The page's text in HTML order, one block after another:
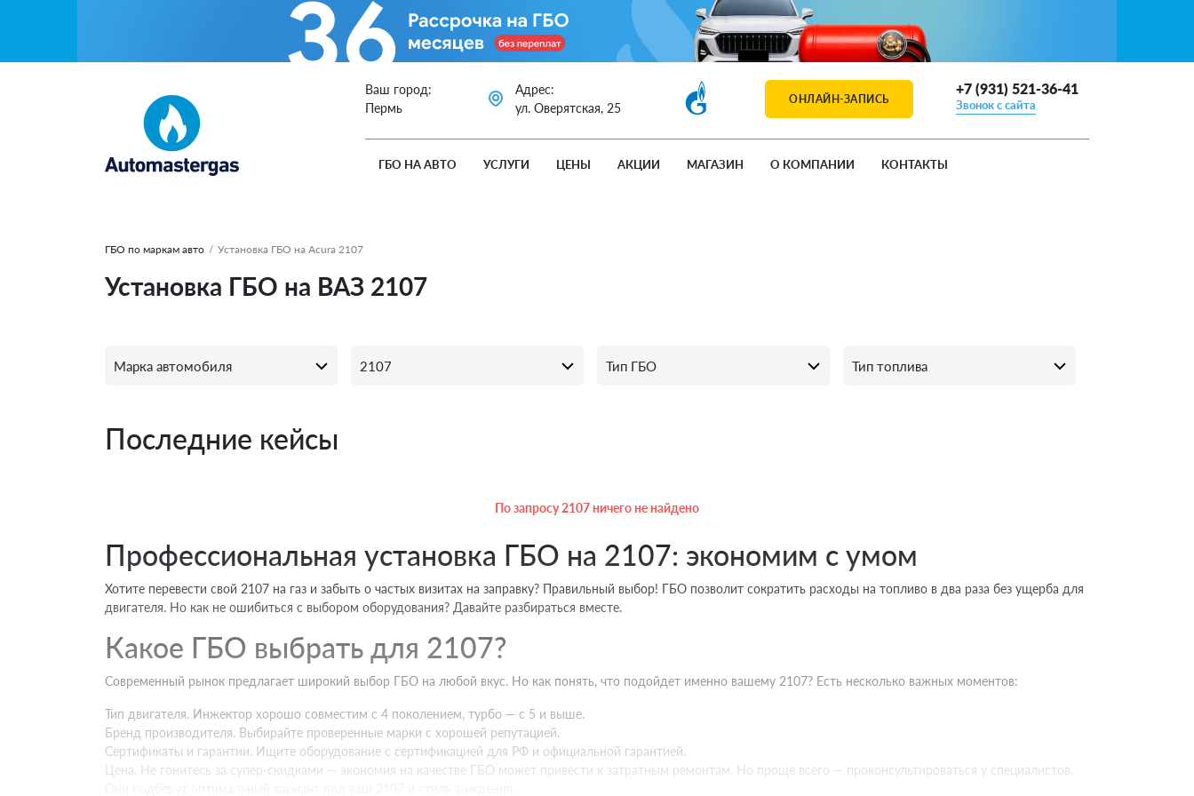
Ваш город:
Пермь
Адрес:
ул. Оверятская, 25
ОНЛАЙН-ЗАПИСЬ
+7 (931) 521-36-41
Звонок с сайта
ГБО НА АВТО УСЛУГИ ЦЕНЫ АКЦИИ МАГАЗИН О КОМПАНИИ КОНТАКТЫ
ГБО по маркам авто / Установка ГБО на Acura 2107
Установка ГБО на ВАЗ 2107
Последние кейсы
По запросу 2107 ничего не найдено
Профессиональная установка ГБО на 2107: экономим с умом
Хотите перевести свой 2107 на газ и забыть о частых визитах на заправку? Правильный выбор! ГБО позволит сократить расходы на топливо в два раза без ущерба для
двигателя. Но как не ошибиться с выбором оборудования? Давайте разбираться вместе.
Какое ГБО выбрать для 2107?
Современный рынок предлагает широкий выбор ГБО на любой вкус. Но как понять, что подойдет именно вашему 2107? Есть несколько важных моментов:
Тип двигателя. Инжектор хорошо совместим с 4 поколением, турбо — с 5 и выше.
Бренд производителя. Выбирайте проверенные марки c хорошей репутацией.
Сертификаты и гарантии. Ищите оборудование с сертификацией для РФ и официальной гарантией.
Цена. Не гонитесь за супер-скидками — экономия на качестве ГБО может привести к затратным ремонтам. Но проще всего — проконсультироваться у специалистов.